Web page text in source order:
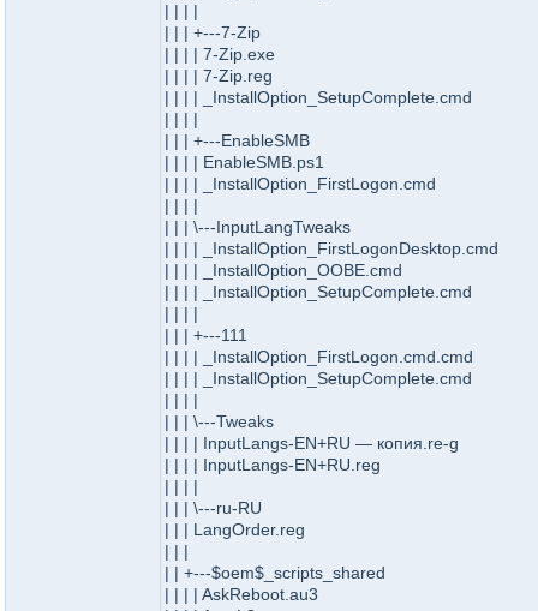
| | | |
| | | +---7-Zip
| | | | 7-Zip.exe
| | | | 7-Zip.reg
| | | | _InstallOption_SetupComplete.cmd
| | | |
| | | +---EnableSMB
| | | | EnableSMB.ps1
| | | | _InstallOption_FirstLogon.cmd
| | | |
| | | \---InputLangTweaks
| | | | _InstallOption_FirstLogonDesktop.cmd
| | | | _InstallOption_OOBE.cmd
| | | | _InstallOption_SetupComplete.cmd
| | | |
| | | +---111
| | | | _InstallOption_FirstLogon.cmd.cmd
| | | | _InstallOption_SetupComplete.cmd
| | | |
| | | \---Tweaks
| | | | InputLangs-EN+RU — копия.re-g
| | | | InputLangs-EN+RU.reg
| | | |
| | | \---ru-RU
| | | LangOrder.reg
| | |
| | +---$oem$_scripts_shared
| | | | AskReboot.au3